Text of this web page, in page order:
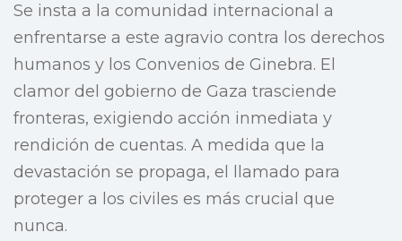
Se insta a la comunidad internacional a
enfrentarse a este agravio contra los derechos
humanos y los Convenios de Ginebra. El
clamor del gobierno de Gaza trasciende
fronteras, exigiendo acción inmediata y
rendición de cuentas. A medida que la
devastación se propaga, el llamado para
proteger a los civiles es más crucial que
nunca.